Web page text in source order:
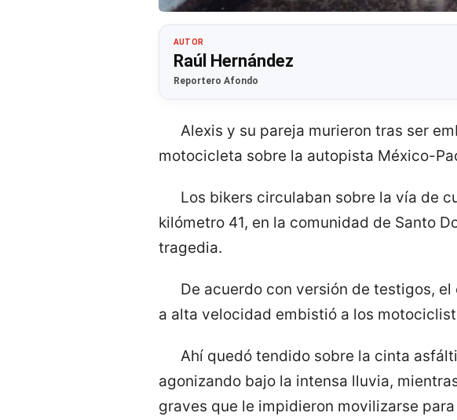
AUTOR
Raúl Hernández
Reportero Afondo
Alexis y su pareja murieron tras ser
motocicleta sobre la autopista México-
Los bikers circulaban sobre la vía de
kilómetro 41, en la comunidad de Santo
tragedia.
De acuerdo con versión de testigos,
a alta velocidad embistió a los
Ahí quedó tendido sobre la cinta
agonizando bajo la intensa lluvia,
graves que le impidieron movilizarse